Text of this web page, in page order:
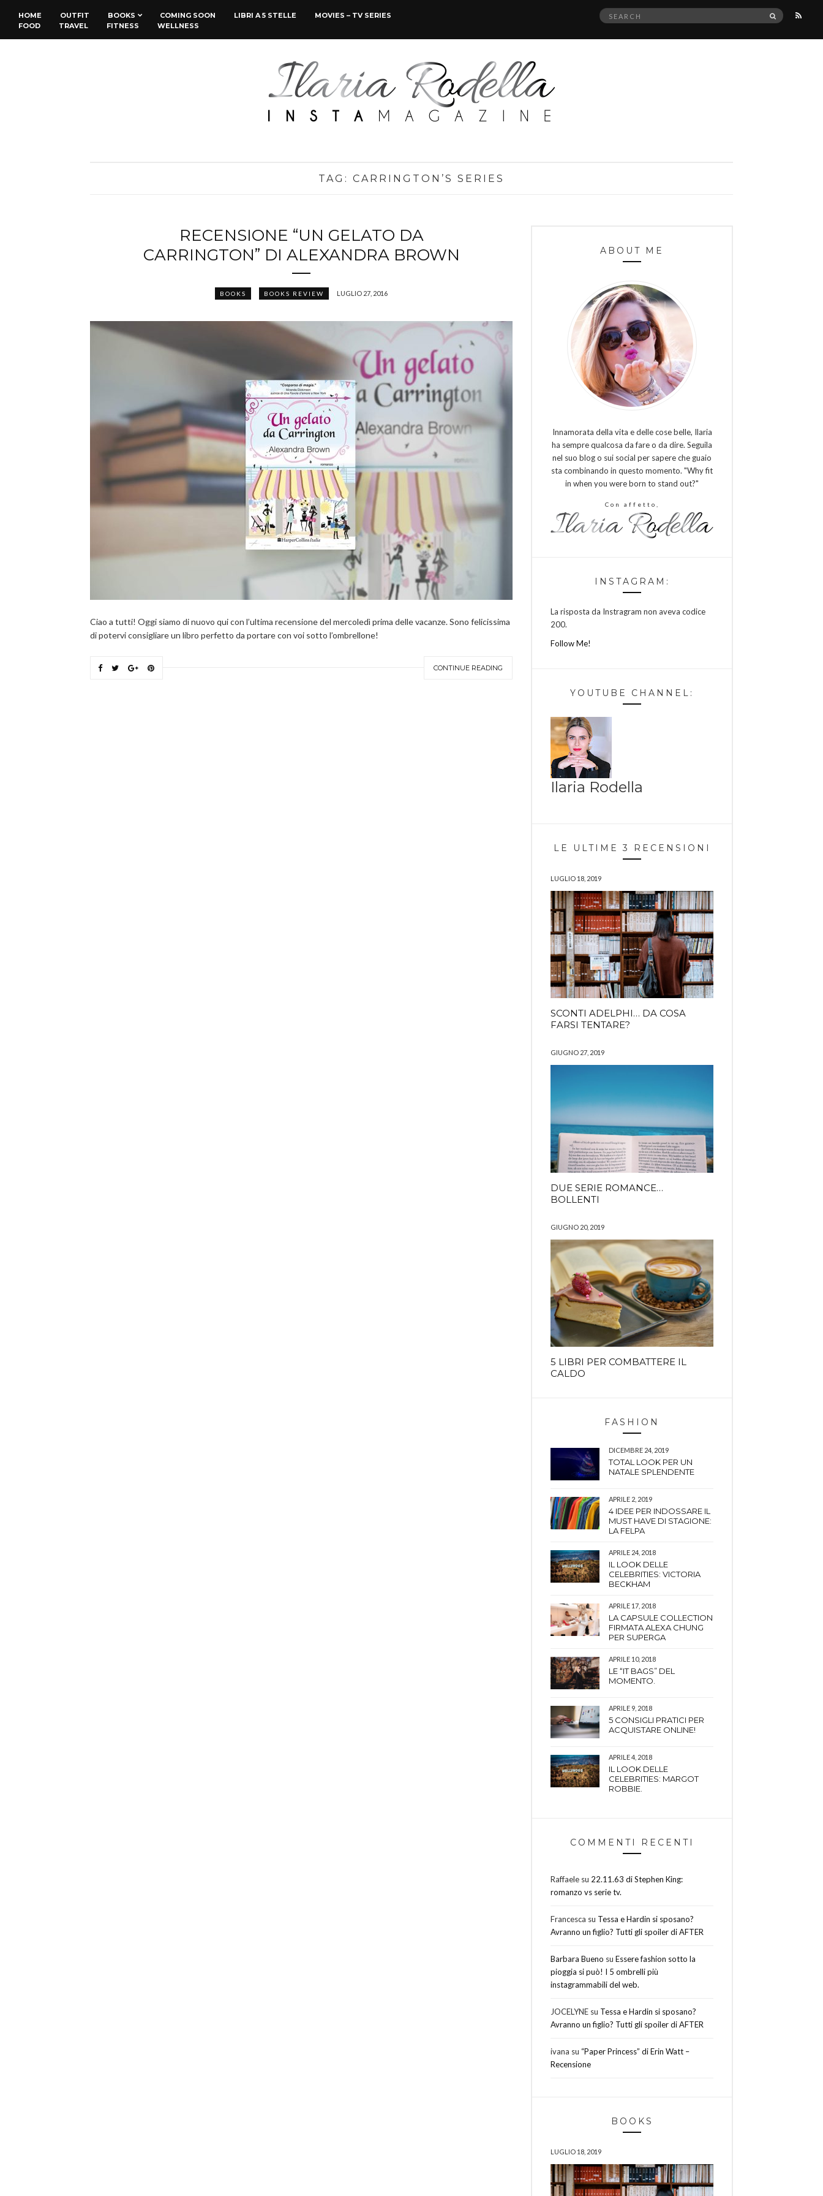
HOME OUTFIT BOOKS COMING SOON LIBRI A 5 STELLE
MOVIES – TV SERIES
FOOD
TRAVEL FITNESS WELLNESS
Search
SEARCH
TAG: CARRINGTON’S SERIES
RECENSIONE “UN GELATO DA
CARRINGTON” DI ALEXANDRA BROWN
BOOKS BOOKS REVIEW LUGLIO 27, 2016
Ciao a tutti! Oggi siamo di nuovo qui con l’ultima recensione del mercoledì prima delle vacanze. Sono felicissima
di potervi consigliare un libro perfetto da portare con voi sotto l’ombrellone!
CONTINUE READING
ABOUT ME
Innamorata della vita e delle cose belle, Ilaria
ha sempre qualcosa da fare o da dire. Seguila
nel suo blog o sui social per sapere che guaio
sta combinando in questo momento. "Why fit
in when you were born to stand out?"
Con affetto,
INSTAGRAM:
La risposta da Instragram non aveva codice
200.
Follow Me!
YOUTUBE CHANNEL:
Ilaria Rodella
LE ULTIME 3 RECENSIONI
LUGLIO 18, 2019
SCONTI ADELPHI… DA COSA
FARSI TENTARE?
GIUGNO 27, 2019
DUE SERIE ROMANCE…
BOLLENTI
GIUGNO 20, 2019
5 LIBRI PER COMBATTERE IL
CALDO
FASHION
DICEMBRE 24, 2019
TOTAL LOOK PER UN
NATALE SPLENDENTE
APRILE 2, 2019
4 IDEE PER INDOSSARE IL
MUST HAVE DI STAGIONE:
LA FELPA
APRILE 24, 2018
IL LOOK DELLE
CELEBRITIES: VICTORIA
BECKHAM
APRILE 17, 2018
LA CAPSULE COLLECTION
FIRMATA ALEXA CHUNG
PER SUPERGA
APRILE 10, 2018
LE “IT BAGS” DEL
MOMENTO.
APRILE 9, 2018
5 CONSIGLI PRATICI PER
ACQUISTARE ONLINE!
APRILE 4, 2018
IL LOOK DELLE
CELEBRITIES: MARGOT
ROBBIE.
COMMENTI RECENTI
Raffaele su 22.11.63 di Stephen King:
romanzo vs serie tv.
Francesca su Tessa e Hardin si sposano?
Avranno un figlio? Tutti gli spoiler di AFTER
Barbara Bueno su Essere fashion sotto la
pioggia si può! I 5 ombrelli più
instagrammabili del web.
JOCELYNE su Tessa e Hardin si sposano?
Avranno un figlio? Tutti gli spoiler di AFTER
ivana su “Paper Princess” di Erin Watt –
Recensione
BOOKS
LUGLIO 18, 2019